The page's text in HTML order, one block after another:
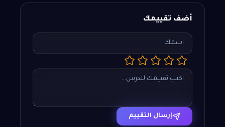
أضف تقييمك
إرسال التقييم